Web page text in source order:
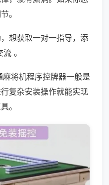
。
想获取一对一指导，添
。
将机程序控牌器一般是
复杂安装操作就能实现
。